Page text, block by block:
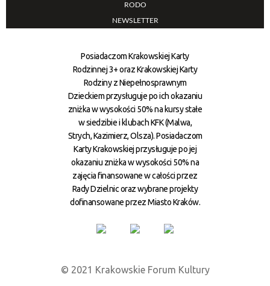
RODO
NEWSLETTER
Posiadaczom Krakowskiej Karty
Rodzinnej 3+ oraz Krakowskiej Karty
Rodziny z Niepełnosprawnym
Dzieckiem przysługuje po ich okazaniu
zniżka w wysokości 50% na kursy stałe
w siedzibie i klubach KFK (Malwa,
Strych, Kazimierz, Olsza). Posiadaczom
Karty Krakowskiej przysługuje po jej
okazaniu zniżka w wysokości 50% na
zajęcia finansowane w całości przez
Rady Dzielnic oraz wybrane projekty
dofinansowane przez Miasto Kraków.
© 2021 Krakowskie Forum Kultury